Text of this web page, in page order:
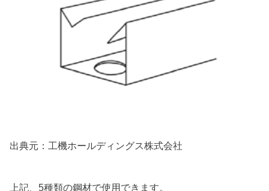
出典元：工機ホールディングス株式会社
上記、5種類の鋼材で使用できます。